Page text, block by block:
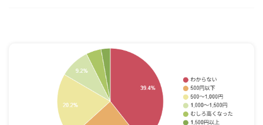
九州電力エリア
四国電力エリア
九州電力エリア
中国電力エリア
四国電力エリア
関西電力エリア
中国電力エリア
中部電力エリア
関西電力エリア
北陸電力エリア
中部電力エリア
東京電力エリア
北陸電力エリア